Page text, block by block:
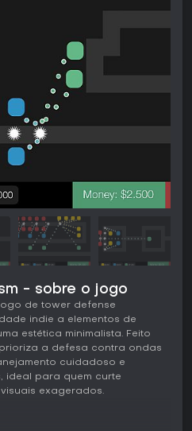
- sobre o jogo
de tower defense
indie a elementos de
estética minimalista. Feito
a defesa contra ondas
cuidadoso e
ideal para quem curte
exagerados.